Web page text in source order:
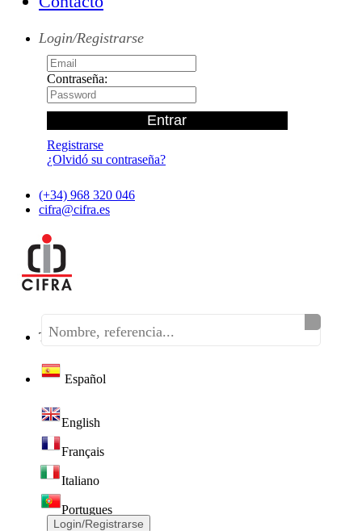
Login/Registrarse
Contraseña:
Registrarse
¿Olvidó su contraseña?
(+34) 968 320 046
cifra@cifra.es
Teléfono:(+34) 968 320 046
Español
English
Français
Italiano
Portugues
Login/Registrarse